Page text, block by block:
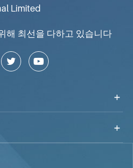
Limited
해 최선을 다하고 있습니다